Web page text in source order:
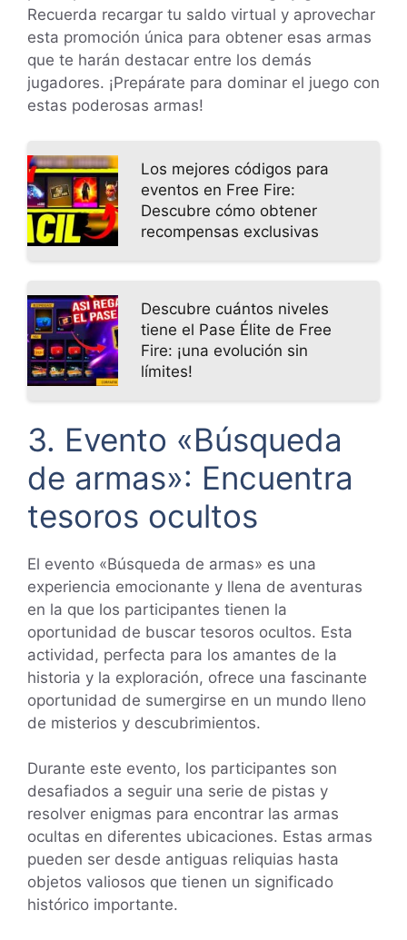
Recuerda recargar tu saldo virtual y aprovechar
esta promoción única para obtener esas armas
que te harán destacar entre los demás
jugadores. ¡Prepárate para dominar el juego con
estas poderosas armas!
Los mejores códigos para
eventos en Free Fire:
Descubre cómo obtener
recompensas exclusivas
Descubre cuántos niveles
tiene el Pase Élite de Free
Fire: ¡una evolución sin
límites!
3. Evento «Búsqueda
de armas»: Encuentra
tesoros ocultos
El evento «Búsqueda de armas» es una
experiencia emocionante y llena de aventuras
en la que los participantes tienen la
oportunidad de buscar tesoros ocultos. Esta
actividad, perfecta para los amantes de la
historia y la exploración, ofrece una fascinante
oportunidad de sumergirse en un mundo lleno
de misterios y descubrimientos.
Durante este evento, los participantes son
desafiados a seguir una serie de pistas y
resolver enigmas para encontrar las armas
ocultas en diferentes ubicaciones. Estas armas
pueden ser desde antiguas reliquias hasta
objetos valiosos que tienen un significado
histórico importante.